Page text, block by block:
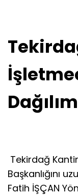
Tekirdağ
Başkanlığını
Fatih İŞÇAN